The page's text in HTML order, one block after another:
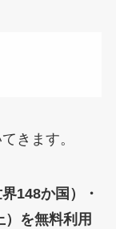
きます。
148か国）・
を無料利用